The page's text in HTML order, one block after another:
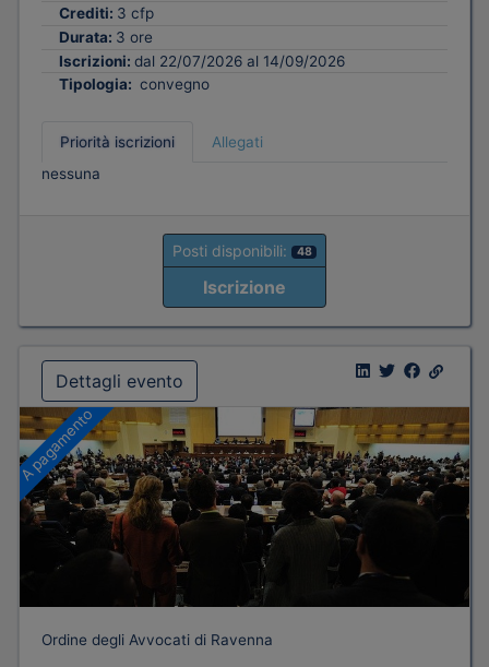
Crediti: 3 cfp
Durata: 3 ore
Iscrizioni: dal 22/07/2026 al 14/09/2026
Tipologia: convegno
Priorità iscrizioni
Allegati
nessuna
Posti disponibili: 48
Iscrizione
Dettagli evento
A pagamento
Ordine degli Avvocati di Ravenna